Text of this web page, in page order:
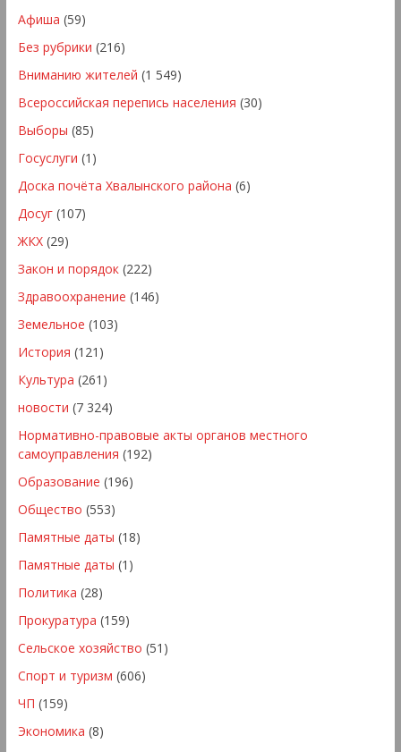
Афиша (59)
Без рубрики (216)
Вниманию жителей (1 549)
Всероссийская перепись населения (30)
Выборы (85)
Госуслуги (1)
Доска почёта Хвалынского района (6)
Досуг(107)
ЖКХ(29)
Закон и порядок(222)
Здравоохранение (146)
Земельное (103)
История (121)
Культура (261)
новости (7 324)
Нормативно-правовые акты органов местного
самоуправления (192)
Образование (196)
Общество (553)
Памятные даты (18)
Памятные даты (1)
Политика (28)
Прокуратура (159)
Сельское хозяйство (51)
Спорт и туризм (606)
ЧП (159)
Экономика (8)